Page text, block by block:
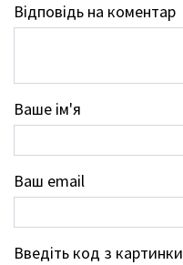
Відповідь на коментар
Ваше ім'я
Ваш email
Введіть код з картинки